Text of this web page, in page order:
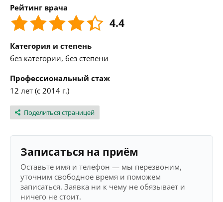
Рейтинг врача
4.4
Категория и степень
без категории, без степени
Профессиональный стаж
12 лет (с 2014 г.)
Поделиться страницей
Записаться на приём
Оставьте имя и телефон — мы перезвоним,
уточним свободное время и поможем
записаться. Заявка ни к чему не обязывает и
ничего не стоит.